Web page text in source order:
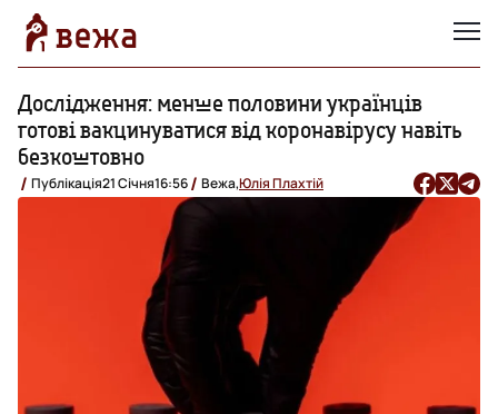
Дослідження: менше половини українців
готові вакцинуватися від коронавірусу навіть
безкоштовно
Публікація21 Січня16:56 Вежа,Юлія Плахтій